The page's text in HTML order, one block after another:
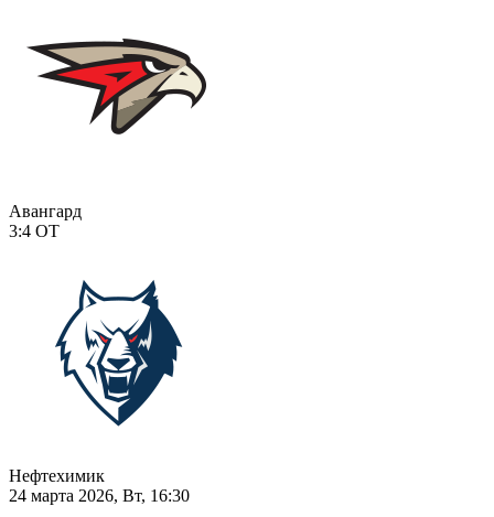
Авангард
3:4 ОТ
Нефтехимик
24 марта 2026, Вт, 16:30